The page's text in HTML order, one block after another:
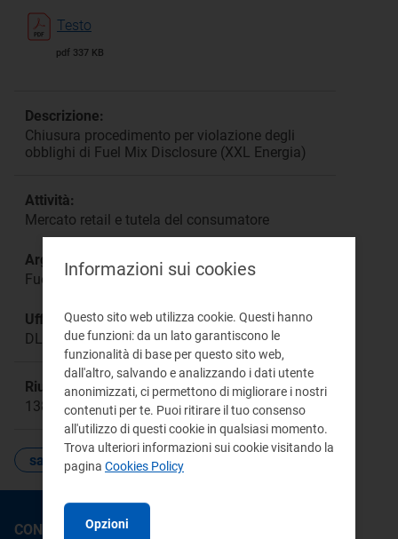
Testo
pdf 337 KB
Descrizione:
Chiusura procedimento per violazione degli
obblighi di Fuel Mix Disclosure (XXL Energia)
Attività:
Mercato retail e tutela del consumatore
Argomento:
Fuel Mix Disclosure
Ufficio responsabile:
DLEG
Riunione:
1385a
sanzioni
CONTATTI
Informazioni sui cookies
Questo sito web utilizza cookie. Questi hanno
due funzioni: da un lato garantiscono le
funzionalità di base per questo sito web,
dall'altro, salvando e analizzando i dati utente
anonimizzati, ci permettono di migliorare i nostri
contenuti per te. Puoi ritirare il tuo consenso
all'utilizzo di questi cookie in qualsiasi momento.
Trova ulteriori informazioni sui cookie visitando la
pagina Cookies Policy
Opzioni